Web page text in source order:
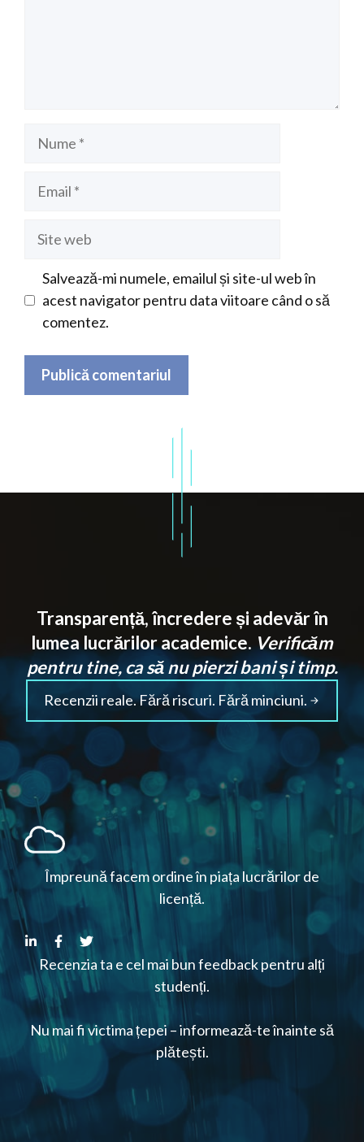
Salvează-mi numele, emailul și site-ul web în
acest navigator pentru data viitoare când o să
comentez.
Transparență, încredere și adevăr în
lumea lucrărilor academice. Verificăm
pentru tine, ca să nu pierzi bani și timp.
Recenzii reale. Fără riscuri. Fără minciuni.
Împreună facem ordine în piața lucrărilor de
licență.
Recenzia ta e cel mai bun feedback pentru alți
studenți.
Nu mai fi victima țepei – informează-te înainte să
plătești.